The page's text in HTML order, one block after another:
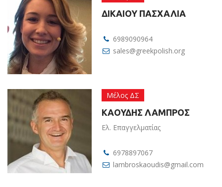
ΔΙΚΑΙΟΥ ΠΑΣΧΑΛΙΑ
6989090964
sales@greekpolish.org
Μέλος ΔΣ
ΚΑΟΥΔΗΣ ΛΑΜΠΡΟΣ
Ελ. Επαγγελματίας
6978897067
lambroskaoudis@gmail.com